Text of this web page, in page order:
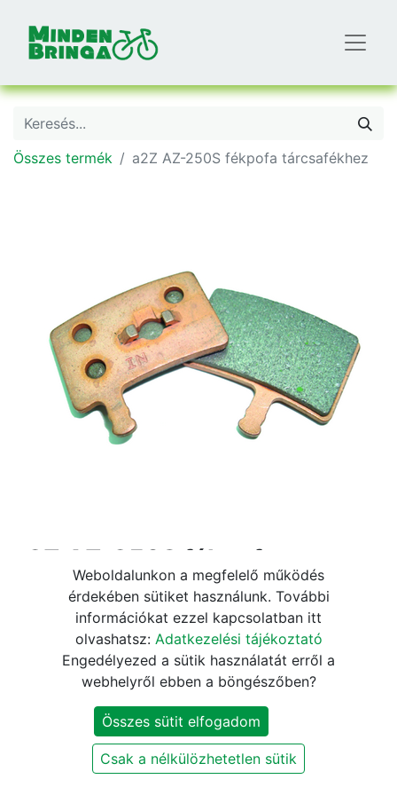
Összes termék a2Z AZ-250S fékpofa tárcsafékhez
a2Z AZ-250S fékpofa
tárcsafékhez
Ft 6.490Ft
Jelenleg nem elérhető
Értesítést kérek, ha újra elérhető
Szállítási és fizetési információk
Weboldalunkon a megfelelő működés
érdekében sütiket használunk. További
információkat ezzel kapcsolatban itt
olvashatsz: Adatkezelési tájékoztató
Engedélyezed a sütik használatát erről a
webhelyről ebben a böngészőben?
Összes sütit elfogadom
Csak a nélkülözhetetlen sütik